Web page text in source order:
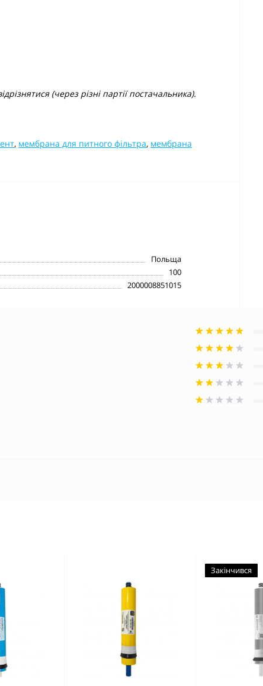
(через різні партії постачальника).
, мембрана для питного фільтра, мембрана
Польща
100
2000008851015
Закінчився